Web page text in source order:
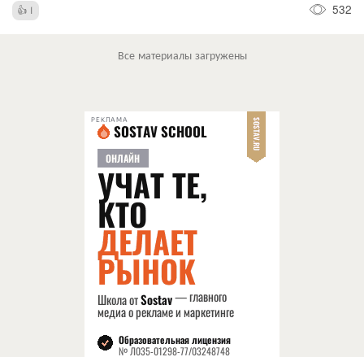
1 532
Все материалы загружены
РЕКЛАМА